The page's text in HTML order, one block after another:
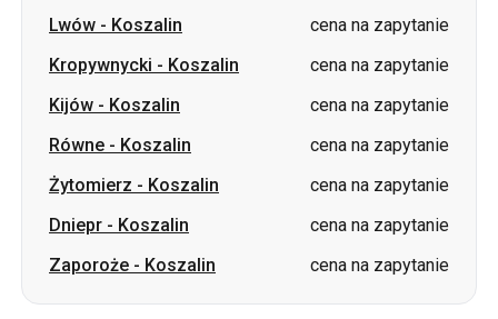
Równe-Koszalin
cena na zapytanie
Żytomierz-Koszalin
cena na zapytanie
Dniepr-Koszalin
cena na zapytanie
Zaporoże-Koszalin cena na zapytanie
SlowacjaOdessa → Charków Dniepr → HumańUkraina
Charków → KijówGdańsk